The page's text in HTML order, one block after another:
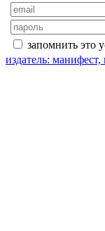
запомнить это
издатель: